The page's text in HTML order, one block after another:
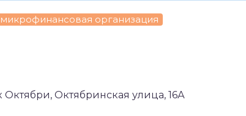
микрофинансовая организация
Октябринская улица, 16А